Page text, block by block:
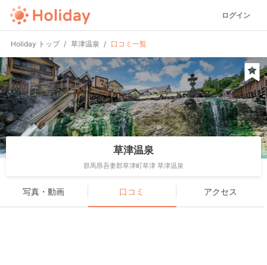
ログイン
Holiday トップ 草津温泉 口コミ一覧
草津温泉
群馬県吾妻郡草津町草津 草津温泉
写真・動画 口コミ アクセス